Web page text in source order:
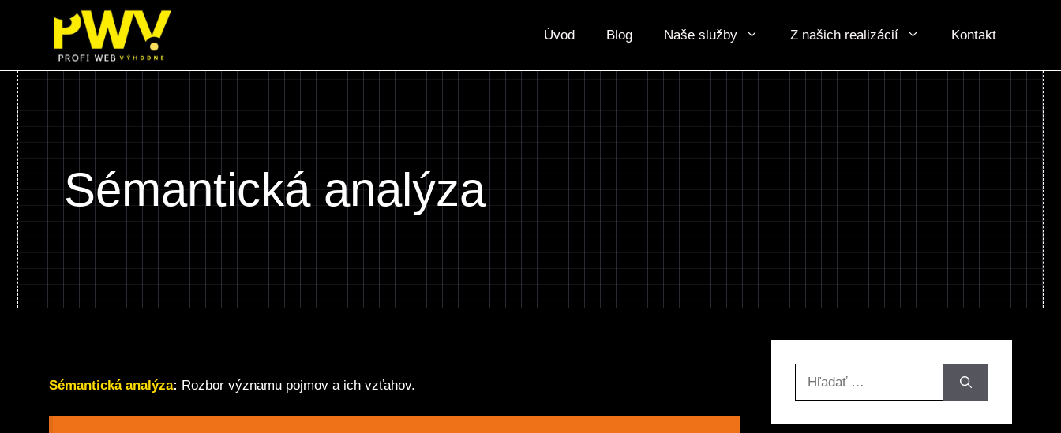
Úvod Blog Naše služby Z našich realizácií Kontakt
Sémantická analýza
Sémantická analýza: Rozbor významu pojmov a ich vzťahov.